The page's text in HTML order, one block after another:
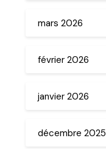
mars 2026
février 2026
janvier 2026
décembre 2025